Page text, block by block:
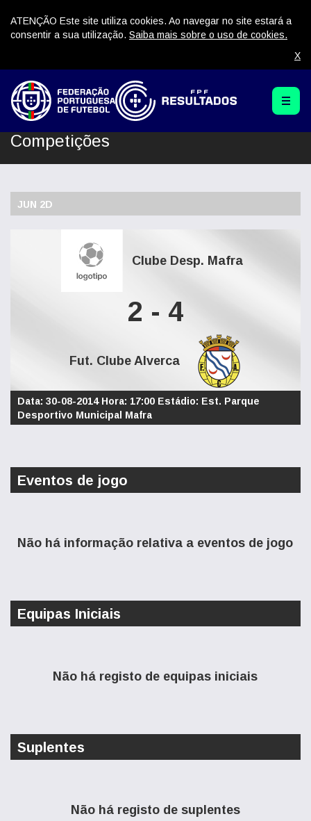
ATENÇÃO Este site utiliza cookies. Ao navegar no site estará a
consentir a sua utilização. Saiba mais sobre o uso de cookies.
X
Competições
JUN 2D
Clube Desp. Mafra
2 - 4
Fut. Clube Alverca
Data: 30-08-2014 Hora: 17:00 Estádio: Est. Parque
Desportivo Municipal Mafra
Eventos de jogo
Não há informação relativa a eventos de jogo
Equipas Iniciais
Não há registo de equipas iniciais
Suplentes
Não há registo de suplentes